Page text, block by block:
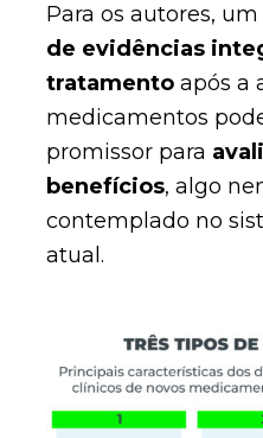
Para os autores, um
de evidências
tratamentoapós a
medicamentos
promissor para
benefícios, algo
contemplado no
atual.